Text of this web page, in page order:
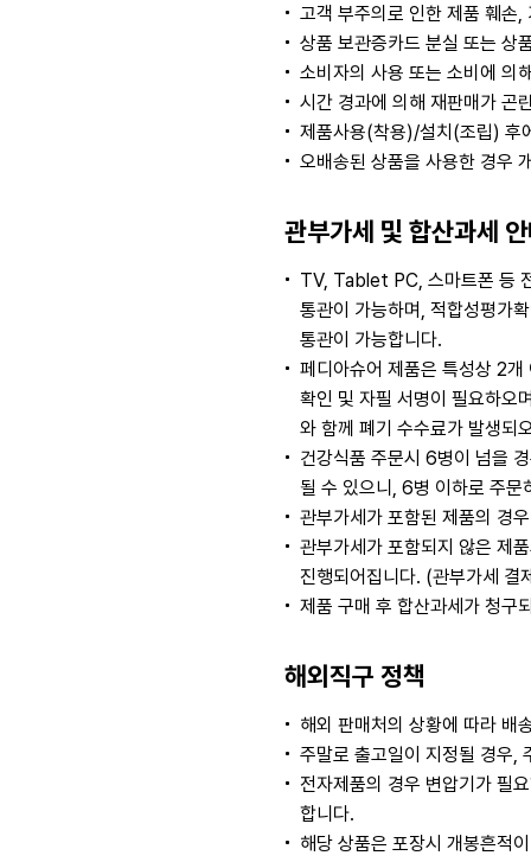
고객 부주의로 인한 제품 훼손
상품 보관증카드 분실 또는 상
소비자의 사용 또는 소비에 의
시간 경과에 의해 재판매가 곤
제품사용(착용)/설치(조립) 후
오배송된 상품을 사용한 경우
관부가세 및 합산과세
TV, Tablet PC, 스마트폰 등
통관이 가능하며, 적합성평가
통관이 가능합니다.
페디아슈어 제품은 특성상 2
확인 및 자필 서명이 필요하오
와 함께 폐기 수수료가 발생되
건강식품 주문시 6병이 넘을
될 수 있으니, 6병 이하로 주문
관부가세가 포함된 제품의 경
관부가세가 포함되지 않은 제
진행되어집니다. (관부가세 결
제품 구매 후 합산과세가 청구
해외직구 정책
해외 판매처의 상황에 따라 배
주말로 출고일이 지정될 경우,
전자제품의 경우 변압기가 필
합니다.
해당 상품은 포장시 개봉흔적